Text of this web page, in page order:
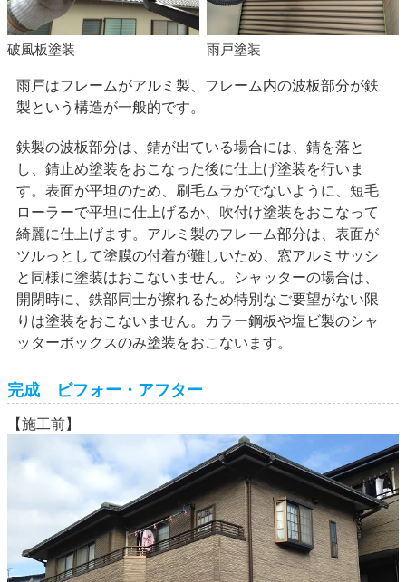
破風板塗装 雨戸塗装
雨戸はフレームがアルミ製、フレーム内の波板部分が鉄
製という構造が一般的です。
鉄製の波板部分は、錆が出ている場合には、錆を落と
し、錆止め塗装をおこなった後に仕上げ塗装を行いま
す。表面が平坦のため、刷毛ムラがでないように、短毛
ローラーで平坦に仕上げるか、吹付け塗装をおこなって
綺麗に仕上げます。アルミ製のフレーム部分は、表面が
ツルっとして塗膜の付着が難しいため、窓アルミサッシ
と同様に塗装はおこないません。シャッターの場合は、
開閉時に、鉄部同士が擦れるため特別なご要望がない限
りは塗装をおこないません。カラー鋼板や塩ビ製のシャ
ッターボックスのみ塗装をおこないます。
完成 ビフォー・アフター
【施工前】